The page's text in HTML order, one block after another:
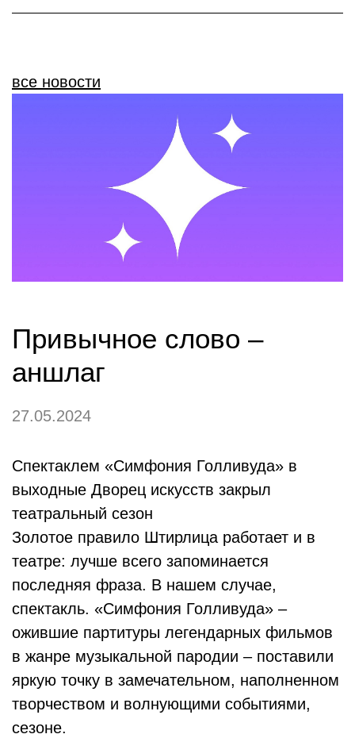
все новости
Привычное слово –
аншлаг
27.05.2024
Спектаклем «Симфония Голливуда» в
выходные Дворец искусств закрыл
театральный сезон
Золотое правило Штирлица работает и в
театре: лучше всего запоминается
последняя фраза. В нашем случае,
спектакль. «Симфония Голливуда» –
ожившие партитуры легендарных фильмов
в жанре музыкальной пародии – поставили
яркую точку в замечательном, наполненном
творчеством и волнующими событиями,
сезоне.